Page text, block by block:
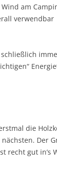
am
verwendbar
die
Der
recht gut in’s